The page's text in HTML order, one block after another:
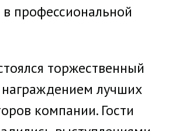
профессиональной
торжественный
награждением лучших
компании. Гости